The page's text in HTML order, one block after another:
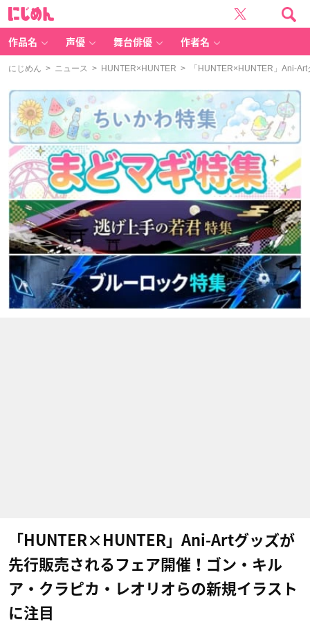
作品名 声優 舞台俳優 作者名
にじめん > ニュース > HUNTER×HUNTER > 「HUNTER×HUNTER」Ani-Art
「HUNTER×HUNTER」Ani-Artグッズが
先行販売されるフェア開催！ゴン・キル
ア・クラピカ・レオリオらの新規イラスト
に注目